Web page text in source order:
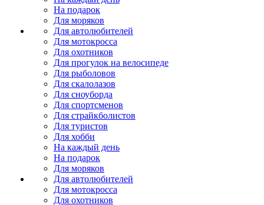
На подарок
Для моряков
Для автолюбителей
Для мотокросса
Для охотников
Для прогулок на велосипеде
Для рыболовов
Для скалолазов
Для сноуборда
Для спортсменов
Для страйкболистов
Для туристов
Для хобби
На каждый день
На подарок
Для моряков
Для автолюбителей
Для мотокросса
Для охотников